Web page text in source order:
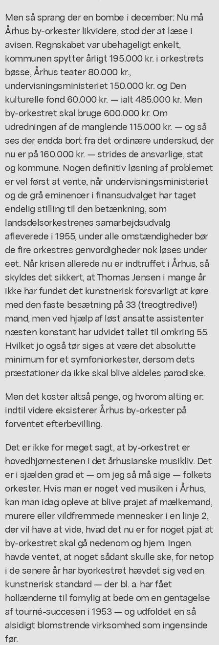
Men så sprang der en bombe i december: Nu må
Århus by-orkester likvidere, stod der at læse i
avisen. Regnskabet var ubehageligt enkelt,
kommunen spytter årligt 195.000 kr. i orkestrets
bøsse, Århus teater 80.000 kr.,
undervisningsministeriet 150.000 kr. og Den
kulturelle fond 60.000 kr. — ialt 485.000 kr. Men
by-orkestret skal bruge 600.000 kr. Om
udredningen af de manglende 115.000 kr. — og så
ses der endda bort fra det ordinære underskud, der
nu er på 160.000 kr. — strides de ansvarlige, stat
og kommune. Nogen definitiv løsning af problemet
er vel først at vente, når undervisningsministeriet
og de grå eminencer i finansudvalget har taget
endelig stilling til den betænkning, som
landsdelsorkestrenes samarbejdsudvalg
afleverede i 1955, under alle omstændigheder bør
de fire orkestres genvordigheder nok løses under
eet. Når krisen allerede nu er indtruffet i Århus, så
skyldes det sikkert, at Thomas Jensen i mange år
ikke har fundet det kunstnerisk forsvarligt at køre
med den faste besætning på 33 (treogtredive!)
mand, men ved hjælp af løst ansatte assistenter
næsten konstant har udvidet tallet til omkring 55.
Hvilket jo også tør siges at være det absolutte
minimum for et symfoniorkester, dersom dets
præstationer da ikke skal blive aldeles parodiske.
Men det koster altså penge, og hvorom alting er:
indtil videre eksisterer Århus by-orkester på
forventet efterbevilling.
Det er ikke for meget sagt, at by-orkestret er
hovedhjørnestenen i det århusianske musikliv. Det
er i sjælden grad et — om jeg så må sige — folkets
orkester. Hvis man er noget ved musiken i Århus,
kan man idag opleve at blive prajet af mælkemand,
murere eller vildfremmede mennesker i en linje 2,
der vil have at vide, hvad det nu er for noget pjat at
by-orkestret skal gå nedenom og hjem. Ingen
havde ventet, at noget sådant skulle ske, for netop
i de senere år har byorkestret hævdet sig ved en
kunstnerisk standard — der bl. a. har fået
hollænderne til fornylig at bede om en gentagelse
af tourné-succesen i 1953 — og udfoldet en så
alsidigt blomstrende virksomhed som ingensinde
før.